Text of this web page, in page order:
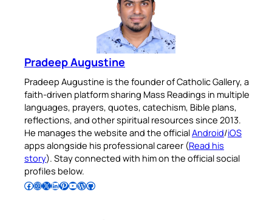
Pradeep Augustine
Pradeep Augustine is the founder of Catholic Gallery, a
faith-driven platform sharing Mass Readings in multiple
languages, prayers, quotes, catechism, Bible plans,
reflections, and other spiritual resources since 2013.
He manages the website and the officialAndroid/iOS
apps alongside his professional career (Read his
story). Stay connected with him on the official social
profiles below.
Follow Pradeep on Facebook Follow Pradeep on InstagramFollow Pradeep on X Follow Pradeep on LinkedIn Follow Pradeep on Pinterest Subscribe to Pradeep’s Youtube Channel Follow Pradeep on WordPress Follow Pradeep on GitHub